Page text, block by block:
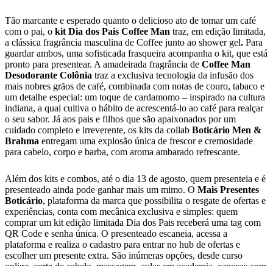
Tão marcante e esperado quanto o delicioso ato de tomar um café
com o pai, o kit Dia dos Pais Coffee Man traz, em edição limitada,
a clássica fragrância masculina de Coffee junto ao shower gel. Para
guardar ambos, uma sofisticada frasqueira acompanha o kit, que está
pronto para presentear. A amadeirada fragrância de Coffee Man
Desodorante Colônia traz a exclusiva tecnologia da infusão dos
mais nobres grãos de café, combinada com notas de couro, tabaco e
um detalhe especial: um toque de cardamomo – inspirado na cultura
indiana, a qual cultiva o hábito de acrescentá-lo ao café para realçar
o seu sabor. Já aos pais e filhos que são apaixonados por um
cuidado completo e irreverente, os kits da collab Boticário Men &
Brahma entregam uma explosão única de frescor e cremosidade
para cabelo, corpo e barba, com aroma ambarado refrescante.
Além dos kits e combos, até o dia 13 de agosto, quem presenteia e é
presenteado ainda pode ganhar mais um mimo. O Mais Presentes
Boticário, plataforma da marca que possibilita o resgate de ofertas e
experiências, conta com mecânica exclusiva e simples: quem
comprar um kit edição limitada Dia dos Pais receberá uma tag com
QR Code e senha única. O presenteado escaneia, acessa a
plataforma e realiza o cadastro para entrar no hub de ofertas e
escolher um presente extra. São inúmeras opções, desde curso